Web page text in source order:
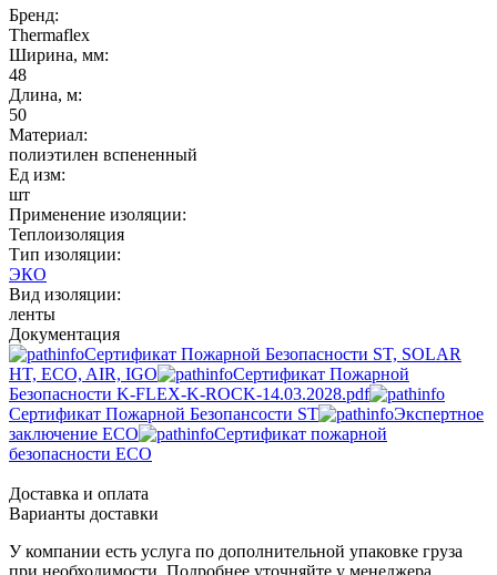
Бренд:
Thermaflex
Ширина, мм:
48
Длина, м:
50
Материал:
полиэтилен вспененный
Ед изм:
шт
Применение изоляции:
Теплоизоляция
Тип изоляции:
ЭКО
Вид изоляции:
ленты
Документация
Сертификат Пожарной Безопасности ST, SOLAR
HT, ECO, AIR, IGO
Сертификат Пожарной
Безопасности K-FLEX-K-ROCK-14.03.2028.pdf
Сертификат Пожарной Безопансости ST
Экспертное
заключение ECO
Сертификат пожарной
безопасности ECO
Доставка и оплата
Варианты доставки
У компании есть услуга по дополнительной упаковке груза
при необходимости. Подробнее уточняйте у менеджера.